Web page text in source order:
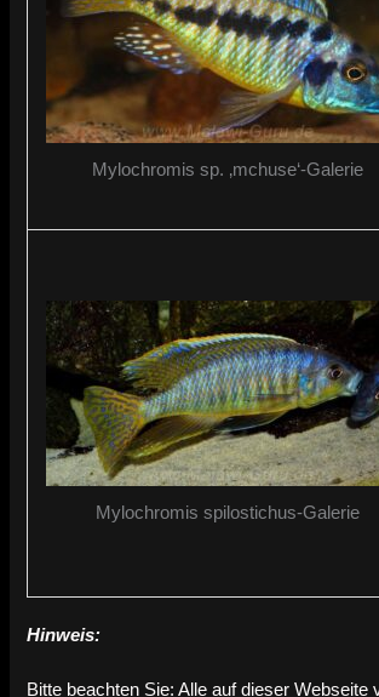
Mylochromis sp. ‚mchuse‘-Galerie
Mylochromis spilostichus-Galerie
Hinweis:
Bitte beachten Sie: Alle auf dieser Webseite